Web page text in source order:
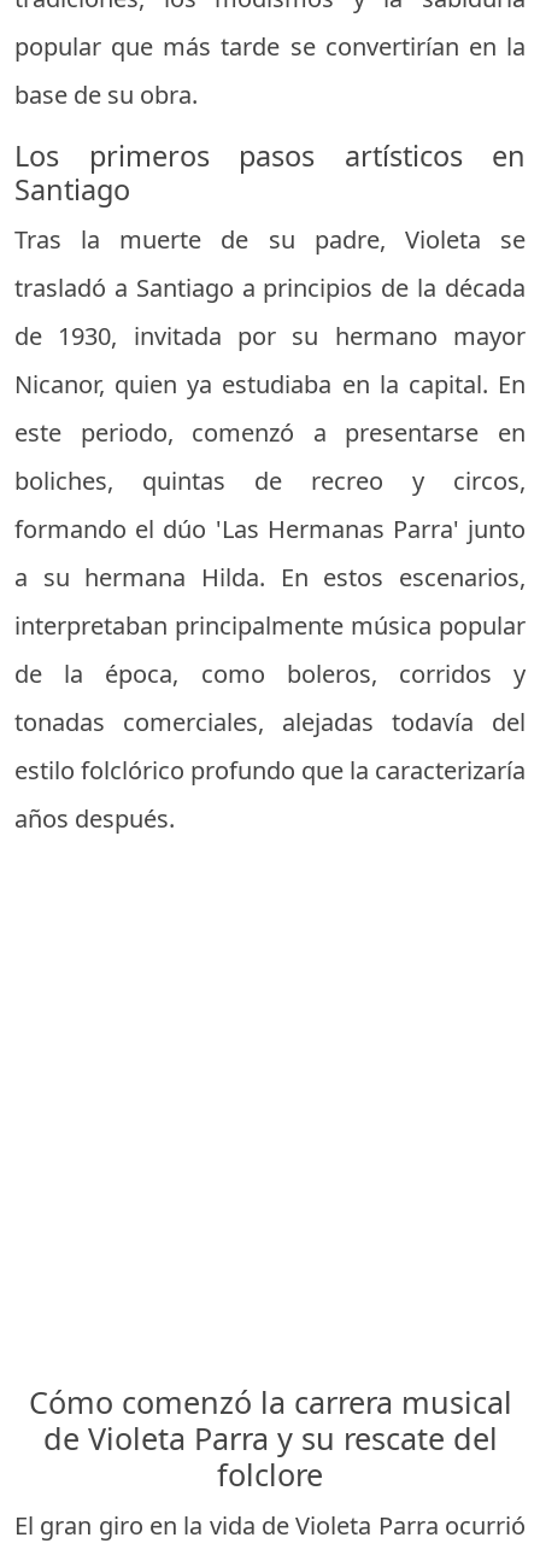
popular que más tarde se convertirían en la
base de su obra.
Los primeros pasos artísticos en
Santiago
Tras la muerte de su padre, Violeta se
trasladó a Santiago a principios de la década
de 1930, invitada por su hermano mayor
Nicanor, quien ya estudiaba en la capital. En
este periodo, comenzó a presentarse en
boliches, quintas de recreo y circos,
formando el dúo 'Las Hermanas Parra' junto
a su hermana Hilda. En estos escenarios,
interpretaban principalmente música popular
de la época, como boleros, corridos y
tonadas comerciales, alejadas todavía del
estilo folclórico profundo que la caracterizaría
años después.
Cómo comenzó la carrera musical
de Violeta Parra y su rescate del
folclore
El gran giro en la vida de Violeta Parra ocurrió